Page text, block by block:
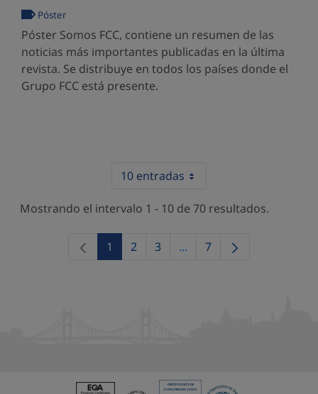
Póster
Póster Somos FCC, contiene un resumen de las
noticias más importantes publicadas en la última
revista. Se distribuye en todos los países donde el
Grupo FCC está presente.
10 entradas
Mostrando el intervalo 1 - 10 de 70 resultados.
Página
1 Página
2 Página
3 ...Páginas intermedias
Página
7